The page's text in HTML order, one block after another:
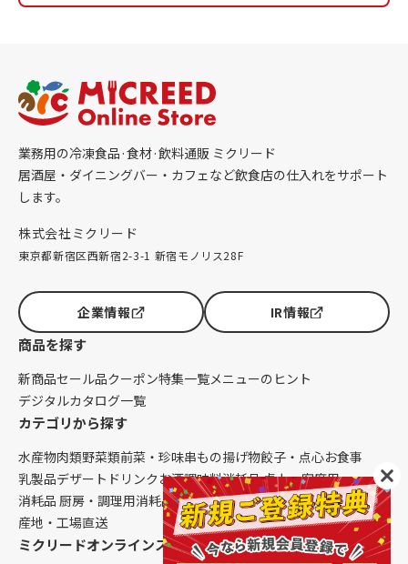
業務用の冷凍食品·食材·飲料通販 ミクリード
居酒屋・ダイニングバー・カフェなど飲食店の仕入れをサポート
します。
株式会社ミクリード
東京都新宿区西新宿2-3-1 新宿モノリス28F
企業情報 IR情報
商品を探す
新商品セール品クーポン特集一覧メニューのヒント
デジタルカタログ一覧
カテゴリから探す
水産物肉類野菜類前菜・珍味串もの揚げ物餃子・点心お食事
乳製品デザート ドリンク お酒調味料消耗品 卓上・客席用
消耗品 厨房・調理用消耗品 クレンリネス生鮮品（配送便限定）
産地・工場直送
ミクリードオンラインストアについて